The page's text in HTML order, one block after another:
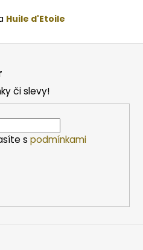
Huile d'Etoile
či slevy!
s podmínkami